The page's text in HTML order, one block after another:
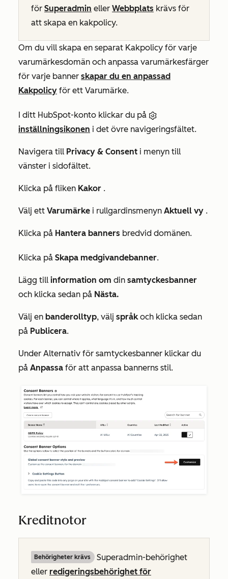
för Superadmin eller Webbplats krävs för
att skapa en kakpolicy.
Om du vill skapa en separat Kakpolicy för varje
varumärkesdomän och anpassa varumärkesfärger
för varje banner skapar du en anpassad
Kakpolicy för ett Varumärke.
I ditt HubSpot-konto klickar du på
inställningsikonen i det övre navigeringsfältet.
Navigera till Privacy & Consent i menyn till
vänster i sidofältet.
Klicka på fliken Kakor .
Välj ett Varumärke i rullgardinsmenyn Aktuell vy .
Klicka på Hantera banners bredvid domänen.
Klicka på Skapa medgivandebanner.
Lägg till information om din samtyckesbanner
och klicka sedan på Nästa.
Välj en banderolltyp, välj språkoch klicka sedan
på Publicera.
Under Alternativ för samtyckesbanner klickar du
på Anpassa för att anpassa bannerns stil.
Kreditnotor
Behörigheter krävs
Superadmin-behörighet
eller redigeringsbehörighet för